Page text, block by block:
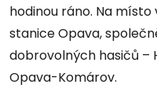
hodinou ráno. Na místo
stanice Opava,
dobrovolných hasičů –
Opava-Komárov.